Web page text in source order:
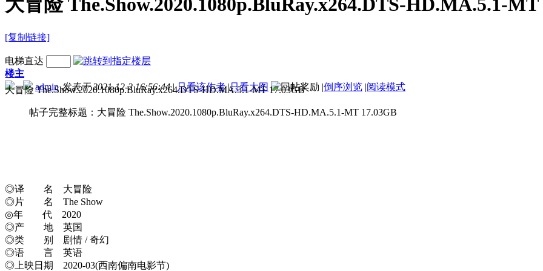
大冒险 The.Show.2020.1080p.BluRay.x264.DTS-HD.MA.5.1-MT
[复制链接]
电梯直达
楼主
admin 发表于 2021-12-2 16:56:44 | 只看该作者 |只看大图 |倒序浏览 |阅读模式
大冒险 The.Show.2020.1080p.BluRay.x264.DTS-
帖子完整标题：大冒险 The.Show.2020.1080p.BluRay.x264.DTS-HD.MA.5.1-MT 17.03GB
◎译 名 大冒险
◎片 名 The Show
◎年 代 2020
◎产 地 英国
◎类 别 剧情 / 奇幻
◎语 言 英语
◎上映日期 2020-03(西南偏南电影节)